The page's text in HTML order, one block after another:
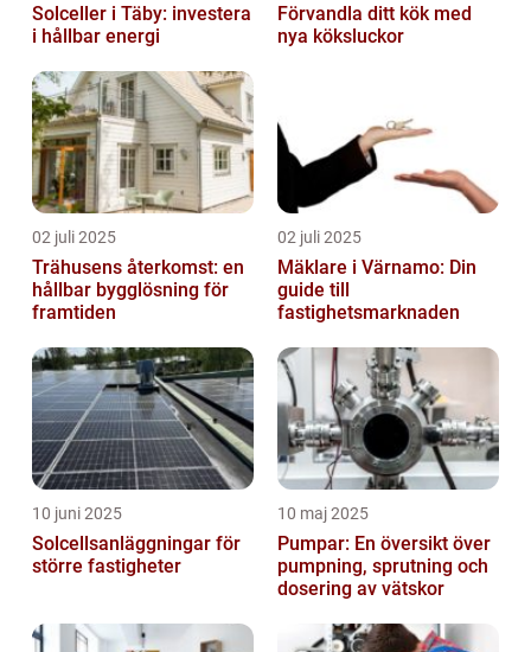
Solceller i Täby: investera
i hållbar energi
Förvandla ditt kök med
nya köksluckor
02 juli 2025
Trähusens återkomst: en
hållbar bygglösning för
framtiden
02 juli 2025
Mäklare i Värnamo: Din
guide till
fastighetsmarknaden
10 juni 2025
Solcellsanläggningar för
större fastigheter
10 maj 2025
Pumpar: En översikt över
pumpning, sprutning och
dosering av vätskor